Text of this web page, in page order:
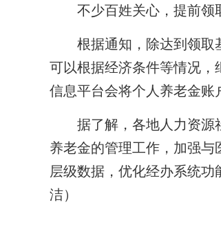
不少百姓关心，提前领
根据通知，除达到领取基
可以根据经济条件等情况，
信息平台会将个人养老金账
据了解，各地人力资源社
养老金的管理工作，加强
层级数据，优化经办系统
洁）